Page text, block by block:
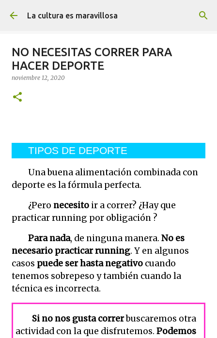
Ir al contenido principal
La cultura es maravillosa
NO NECESITAS CORRER PARA
HACER DEPORTE
noviembre 12, 2020
TIPOS DE DEPORTE
Una buena alimentación combinada con
deporte es la fórmula perfecta.
¿Pero necesito ir a correr? ¿Hay que
practicar running por obligación ?
Para nada, de ninguna manera. No es
necesario practicar running. Y en algunos
casos puede ser hasta negativo cuando
tenemos sobrepeso y también cuando la
técnica es incorrecta.
Si no nos gusta correrbuscaremos otra
actividad con la que disfrutemos.Podemos